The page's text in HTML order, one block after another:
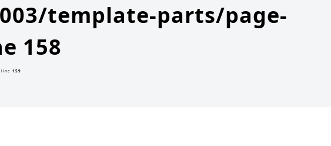
template-parts/page-
158
line 159